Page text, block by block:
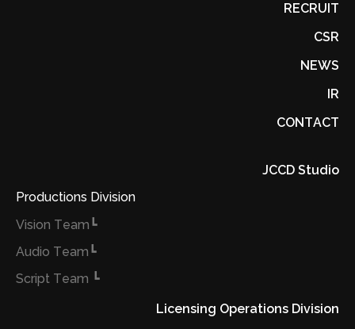
RECRUIT
CSR
NEWS
IR
CONTACT
JCCD Studio
Productions Division
┗Vision Team
┗Audio Team
┗ Script Team
Licensing Operations Division